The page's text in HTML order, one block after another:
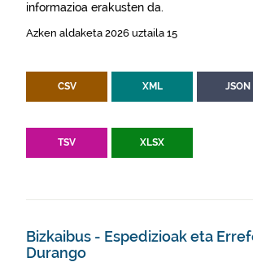
informazioa erakusten da.
Azken aldaketa 2026 uztaila 15
CSV XML JSON
TSV XLSX
Bizkaibus - Espedizioak eta
Durango